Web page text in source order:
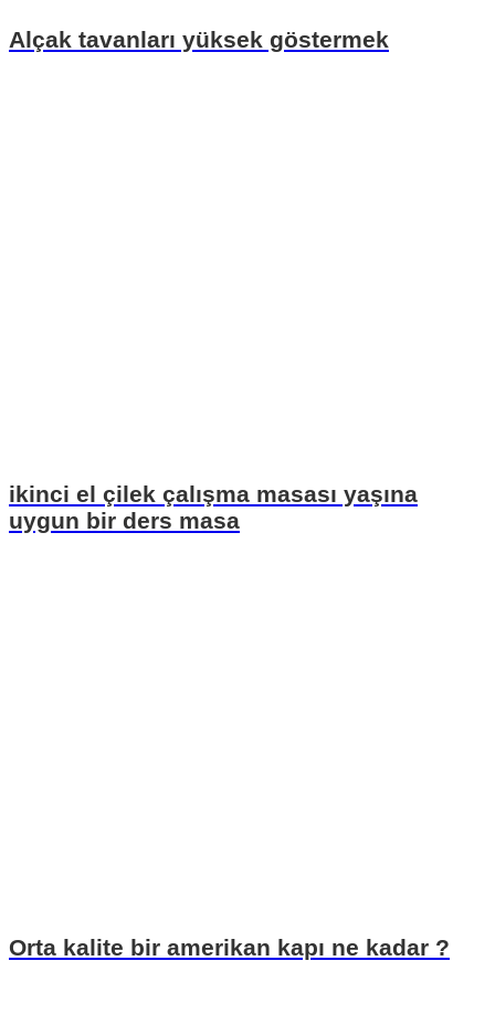
Alçak tavanları yüksek göstermek
ikinci el çilek çalışma masası yaşına
uygun bir ders masa
Orta kalite bir amerikan kapı ne kadar ?